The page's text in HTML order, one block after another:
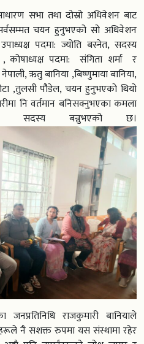
सभा तथा दोस्रो अधिवेशन बाट
चयन हुनुभएको सो अधिवेशन
पदमा: ज्योति बस्नेत, सदस्य
कोषाध्यक्ष पदमा: संगिता शर्मा र
ऋतु बानिया ,बिष्णुमाया बानिया,
,तुलसी पौैडेल, चयन हुनुभएको थियो
नि वर्तमान बनिसक्नुभएका कमला
सदस्य बन्नुभएको छ।
जनप्रतिनिधि राजकुमारी बानियाले
नै सशक्त रुपमा यस संस्थामा रहेर